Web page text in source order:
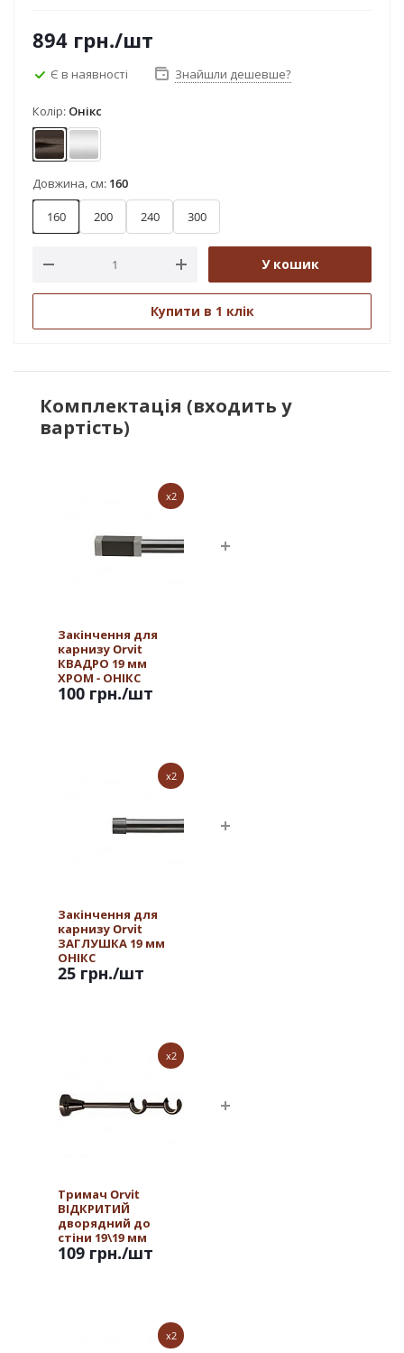
894 грн./шт
Є в наявності Знайшли дешевше?
Колір: Онікс
ОніксСатин
Довжина, см: 160
160 200 240 300
У кошик
Купити в 1 клік
Комплектація (входить у
вартість)
x2
Закінчення для
карнизу Orvit
КВАДРО 19 мм
ХРОМ - ОНІКС
100 грн./шт
x2
Закінчення для
карнизу Orvit
ЗАГЛУШКА 19 мм
ОНІКС
25 грн./шт
x2
Тримач Orvit
ВІДКРИТИЙ
дворядний до
стіни 19\19 мм
ОНІКС
109 грн./шт
x2